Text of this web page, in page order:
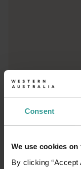
Consent
We use cookies
By clicking “Accept